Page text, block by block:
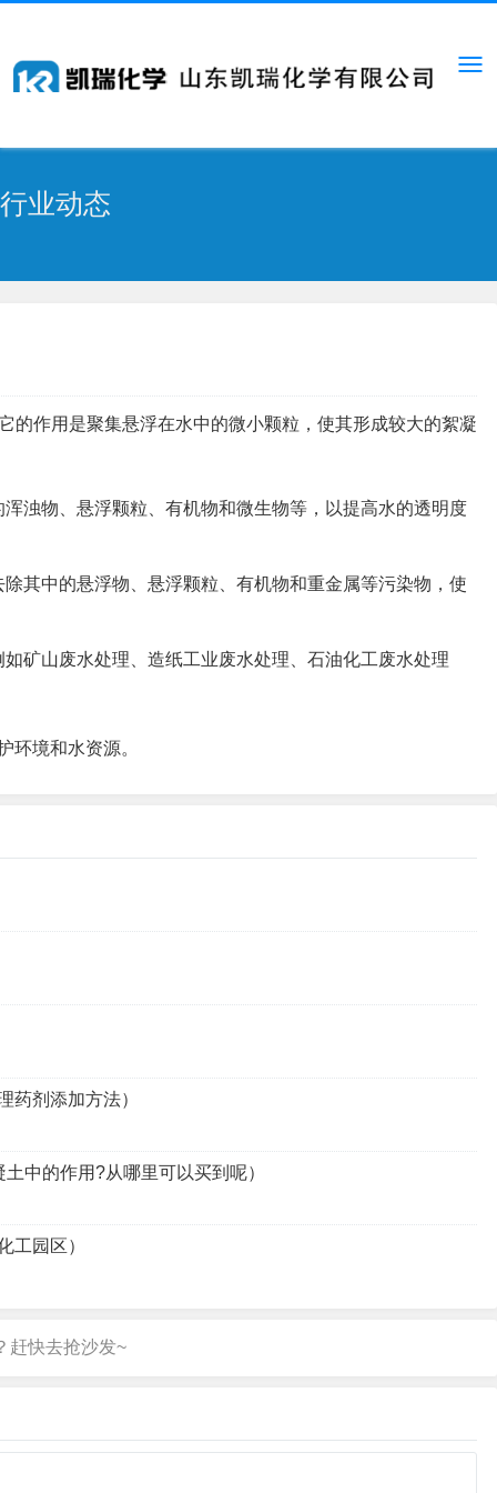
行业动态
的作用是聚集悬浮在水中的微小颗粒，使其形成较大的絮凝
浊物、悬浮颗粒、有机物和微生物等，以提高水的透明度
其中的悬浮物、悬浮颗粒、有机物和重金属等污染物，使
矿山废水处理、造纸工业废水处理、石油化工废水处理
环境和水资源。
药剂添加方法）
中的作用?从哪里可以买到呢）
工园区）